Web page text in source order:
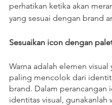
perhatikan ketika akan
yang sesuai dengan brand
Sesuaikan icon dengan
Warna adalah elemen visual
paling mencolok dari
brand. Dalam perancangan
identitas visual, gunakanlah